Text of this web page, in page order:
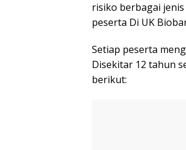
risiko berbagai
peserta Di UK
Setiap peserta
Disekitar 12 tahun
berikut: